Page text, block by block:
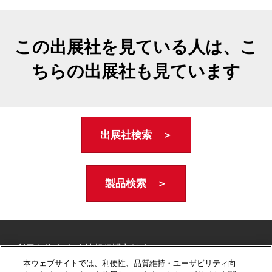
この出展社を見ている人は、こ
ちらの出展社も見ています
出展社検索 ＞
製品検索 ＞
ご利用条件
個人情報保護方針
個人情報に関する修正・利用停止など
本ウェブサイトでは、利便性、品質維持・ユーザビリティ向